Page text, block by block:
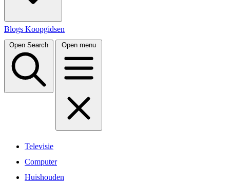
Blogs Koopgidsen
Open Search Open menu
Televisie
Computer
Huishouden